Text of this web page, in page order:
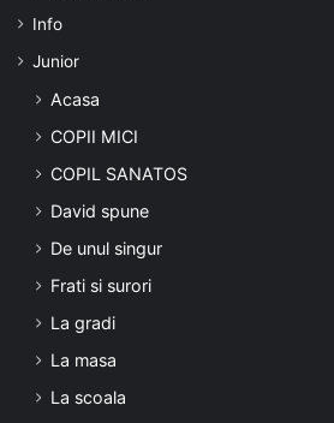
Info
Junior
Acasa
COPII MICI
COPIL SANATOS
David spune
De unul singur
Frati si surori
La gradi
La masa
La scoala